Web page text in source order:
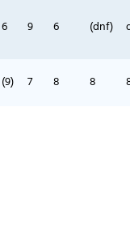
6 9 6 (dnf)
(9) 7 8 8